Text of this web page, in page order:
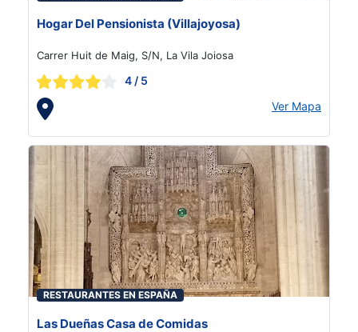
Hogar Del Pensionista (Villajoyosa)
Carrer Huit de Maig, S/N, La Vila Joiosa
4 / 5
Ver Mapa
RESTAURANTES EN ESPAÑA
Las Dueñas Casa de Comidas